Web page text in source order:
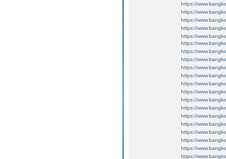
https://
https://
https://
https://
https://
https://
https://
https://
https://
https://
https://
https://
https://
https://
https://
https://
https://
https://
https://
https://